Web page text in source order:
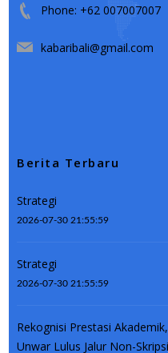
Phone: +62 007007007
kabaribali@gmail.com
Berita Terbaru
Strategi
2026-07-30 21:55:59
Strategi
2026-07-30 21:55:59
Rekognisi Prestasi
Unwar Lulus Jalur Non-Skripsi